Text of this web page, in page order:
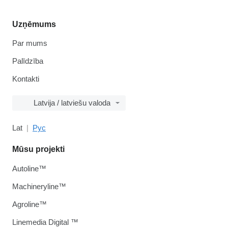
Uzņēmums
Par mums
Palīdzība
Kontakti
Latvija / latviešu valoda
Lat Рус
Mūsu projekti
Autoline™
Machineryline™
Agroline™
Linemedia Digital ™